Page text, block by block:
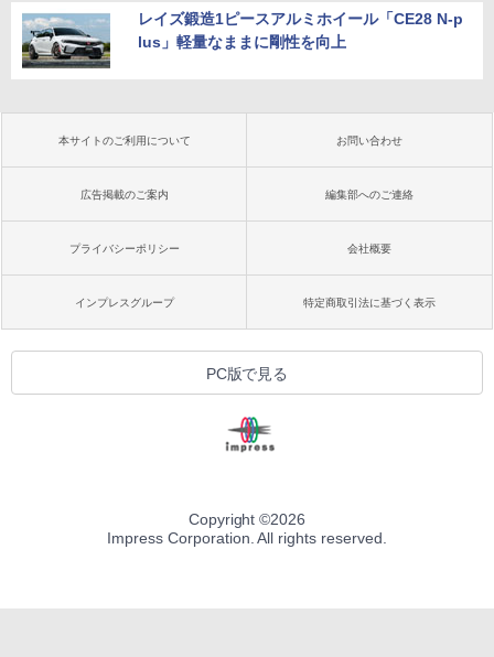
レイズ鍛造1ピースアルミホイール「CE28 N-p
lus」軽量なままに剛性を向上
本サイトのご利用について お問い合わせ
広告掲載のご案内 編集部へのご連絡
プライバシーポリシー 会社概要
インプレスグループ 特定商取引法に基づく表示
PC版で見る
Copyright ©2026
Impress Corporation. All rights reserved.